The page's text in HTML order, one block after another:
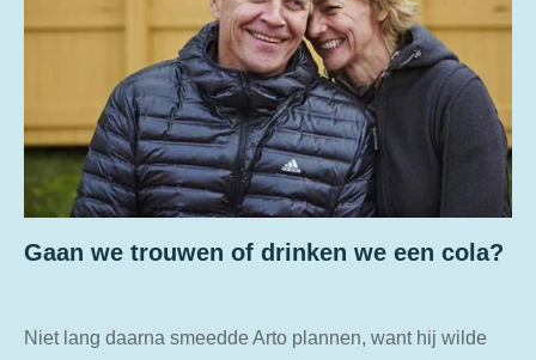
Gaan we trouwen of drinken we een cola?
Niet lang daarna smeedde Arto plannen, want hij wilde